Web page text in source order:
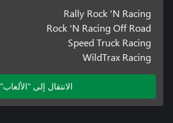
Rally Rock 'N Racing
Rock 'N Racing Off Road
Speed Truck Racing
WildTrax Racing
الانتقال إلى "الألعاب"